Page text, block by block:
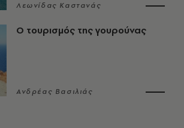
Λεωνίδας Καστανάς
Ο τουρισμός της γουρούνας
Ανδρέας Βασιλιάς